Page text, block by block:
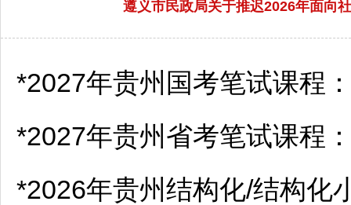
遵义市民政局关于推迟2026年面向
*2027年贵州国考笔试课程
*2027年贵州省考笔试课程
*2026年贵州结构化/结构化